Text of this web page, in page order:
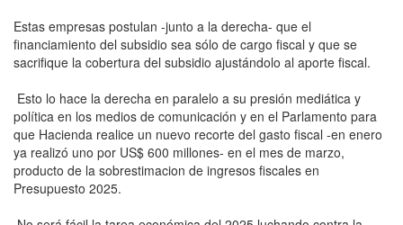
Estas empresas postulan -junto a la derecha- que el
financiamiento del subsidio sea sólo de cargo fiscal y que se
sacrifique la cobertura del subsidio ajustándolo al aporte fiscal.
Esto lo hace la derecha en paralelo a su presión mediática y
política en los medios de comunicación y en el Parlamento para
que Hacienda realice un nuevo recorte del gasto fiscal -en enero
ya realizó uno por US$ 600 millones- en el mes de marzo,
producto de la sobrestimacion de ingresos fiscales en
Presupuesto 2025.